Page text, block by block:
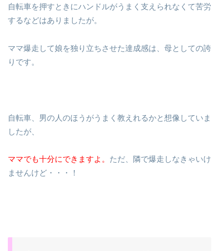
自転車を押すときにハンドルがうまく支えられなくて苦労
するなどはありましたが。
ママ爆走して娘を独り立ちさせた達成感は、母としての誇
りです。
自転車、男の人のほうがうまく教えれるかと想像していま
したが、
ママでも十分にできますよ。 ただ、隣で爆走しなきゃいけ
ませんけど・・・！